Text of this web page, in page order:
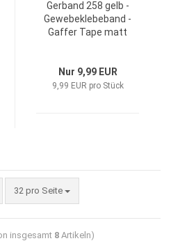
Gerband 258 gelb -
Gewebeklebeband -
Gaffer Tape matt
Nur 9,99 EUR
9,99 EUR pro Stück
32 pro Seite
insgesamt 8Artikeln)